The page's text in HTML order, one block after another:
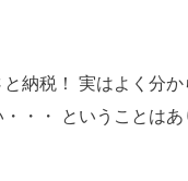
納税！ 実はよく分
・・ ということはあ